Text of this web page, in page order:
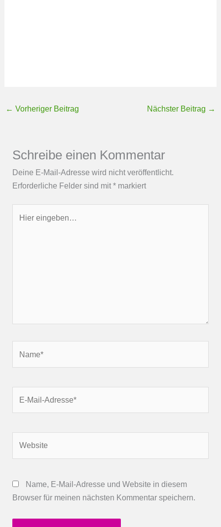
← Vorheriger Beitrag Nächster Beitrag →
Schreibe einen Kommentar
Deine E-Mail-Adresse wird nicht veröffentlicht.
Erforderliche Felder sind mit* markiert
eingeben…
Name, E-Mail-Adresse und Website in diesem
Browser für meinen nächsten Kommentar speichern.